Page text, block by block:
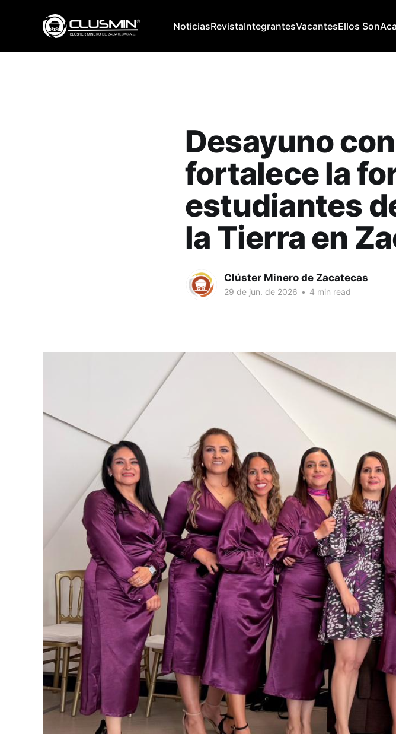
NoticiasRevistaIntegrantesVacantesEllos Son
Desayuno
fortalece la
estudiantes
la Tierra en
Clúster Minero de Zacatecas
29 de jun. de 2026 • 4 min read